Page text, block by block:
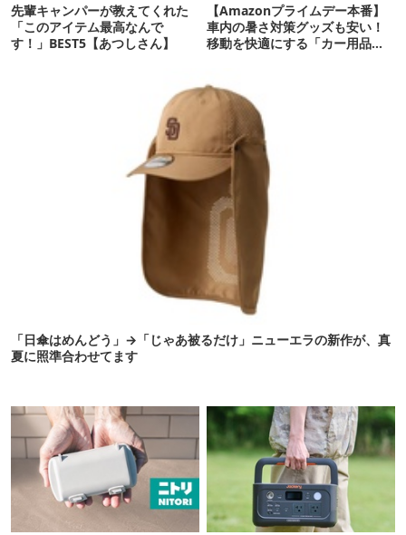
先輩キャンパーが教えてくれた
「このアイテム最高なんで
す！」BEST5【あつしさん】
【Amazonプライムデー本番】
車内の暑さ対策グッズも安い！
移動を快適にする「カー用品」
「日傘はめんどう」→「じゃあ被るだけ」ニューエラの新作が、真
夏に照準合わせてます